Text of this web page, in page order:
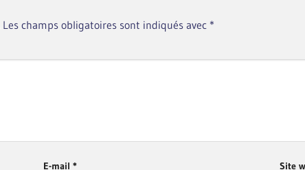
Les champs obligatoires sont indiqués avec *
E-mail* Site